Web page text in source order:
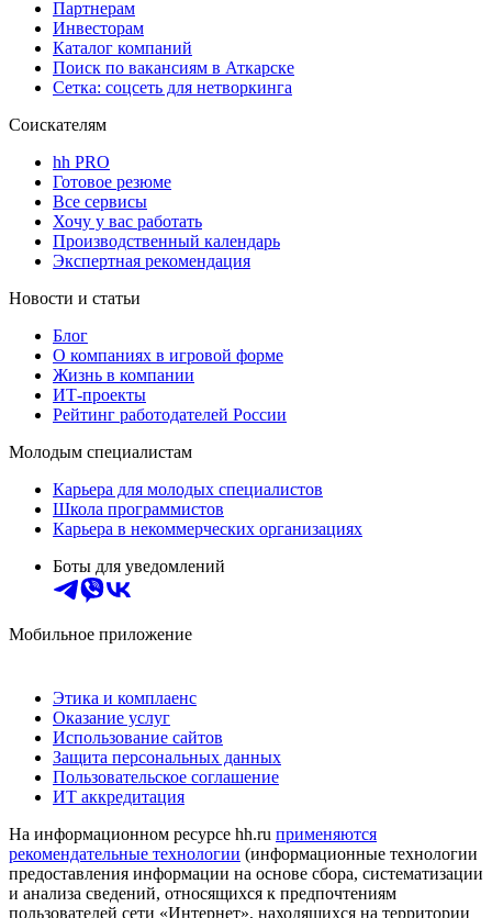
Партнерам
Инвесторам
Каталог компаний
Поиск по вакансиям в Аткарске
Сетка: соцсеть для нетворкинга
Соискателям
hh PRO
Готовое резюме
Все сервисы
Хочу у вас работать
Производственный календарь
Экспертная рекомендация
Новости и статьи
Блог
О компаниях в игровой форме
Жизнь в компании
ИТ-проекты
Рейтинг работодателей России
Молодым специалистам
Карьера для молодых специалистов
Школа программистов
Карьера в некоммерческих организациях
Боты для уведомлений
Мобильное приложение
Этика и комплаенс
Оказание услуг
Использование сайтов
Защита персональных данных
Пользовательское соглашение
ИТ аккредитация
На информационном ресурсе hh.ru применяются
рекомендательные технологии (информационные технологии
предоставления информации на основе сбора, систематизации
и анализа сведений, относящихся к предпочтениям
пользователей сети «Интернет», находящихся на территории